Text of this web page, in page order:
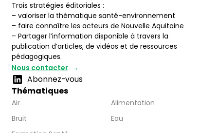
Trois stratégies éditoriales :
– valoriser la thématique santé-environnement
– faire connaître les acteurs de Nouvelle Aquitaine
– Partager l’information disponible à travers la
publication d’articles, de vidéos et de ressources
pédagogiques.
Nous contacter
Abonnez-vous
Thématiques
Air
Alimentation
Bruit
Eau